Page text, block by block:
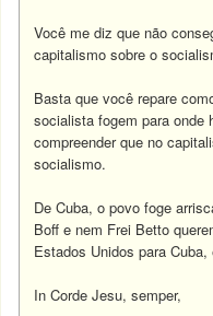
Você me diz que não
capitalismo sobre o
Basta que você repare
socialista fogem para onde
compreender que no
socialismo.
De Cuba, o povo foge
Boff e nem Frei Betto
Estados Unidos para
In Corde Jesu, semper,